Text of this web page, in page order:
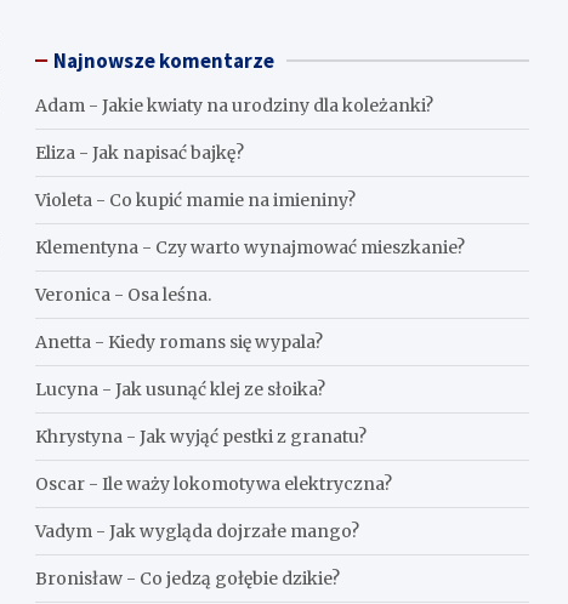
Najnowsze komentarze
Adam -Jakie kwiaty na urodziny dla koleżanki?
Eliza -Jak napisać bajkę?
Violeta - Co kupić mamie na imieniny?
Klementyna - Czy warto wynajmować mieszkanie?
Veronica - Osa leśna.
Anetta - Kiedy romans się wypala?
Lucyna -Jak usunąć klej ze słoika?
Khrystyna -Jak wyjąć pestki z granatu?
Oscar -Ile waży lokomotywa elektryczna?
Vadym -Jak wygląda dojrzałe mango?
Bronisław - Co jedzą gołębie dzikie?